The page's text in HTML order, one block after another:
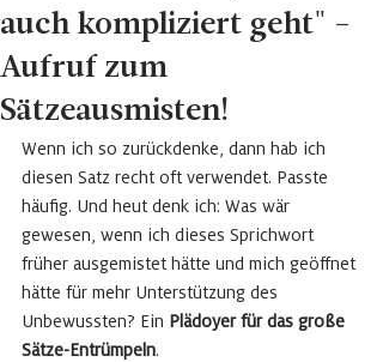
auch kompliziert geht" -
Aufruf zum
Sätzeausmisten!
Wenn ich so zurückdenke, dann hab ich
diesen Satz recht oft verwendet. Passte
häufig. Und heut denk ich: Was wär
gewesen, wenn ich dieses Sprichwort
früher ausgemistet hätte und mich geöffnet
hätte für mehr Unterstützung des
Unbewussten? Ein Plädoyer für das große
Sätze-Entrümpeln.